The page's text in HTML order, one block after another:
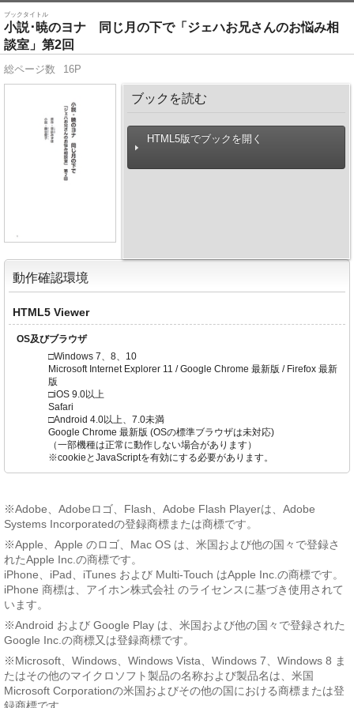
ブックタイトル
小説･暁のヨナ 同じ月の下で「ジェハお兄さんのお悩み相
談室」第2回
総ページ数 16P
ブックを読む
HTML5版でブックを開く
動作確認環境
HTML5 Viewer
OS及びブラウザ
□Windows 7、8、10
Microsoft Internet Explorer 11 / Google Chrome 最新版 / Firefox 最新
版
□iOS 9.0以上
Safari
□Android 4.0以上、7.0未満
Google Chrome 最新版 (OSの標準ブラウザは未対応)
（一部機種は正常に動作しない場合があります）
※cookieとJavaScriptを有効にする必要があります。
※Adobe、Adobeロゴ、Flash、Adobe Flash Playerは、Adobe
Systems Incorporatedの登録商標または商標です。
※Apple、Apple のロゴ、Mac OS は、米国および他の国々で登録さ
れたApple Inc.の商標です。
iPhone、iPad、iTunes および Multi-Touch はApple Inc.の商標です。
iPhone 商標は、アイホン株式会社 のライセンスに基づき使用されて
います。
※Android および Google Play は、米国および他の国々で登録された
Google Inc.の商標又は登録商標です。
※Microsoft、Windows、Windows Vista、Windows 7、Windows 8 ま
たはその他のマイクロソフト製品の名称および製品名は、米国
Microsoft Corporationの米国およびその他の国における商標または登